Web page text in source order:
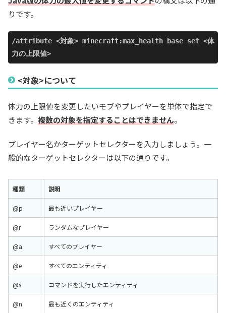
りです。
/attribute <対象> minecraft:max_health base set <体
力の上限値>
<対象>について
体力の上限値を変更したいモブやプレイヤーを単体で指定で
きます。 複数の対象を指定することはできません。
プレイヤー名かターゲットセレクターを入力しましょう。一
般的なターゲットセレクターは以下の通りです。
種類 説明
@p 最も近いプレイヤー
@r ランダムなプレイヤー
@a すべてのプレイヤー
@e すべてのエンティティ
@s コマンドを実行したエンティティ
@n 最も近くのエンティティ